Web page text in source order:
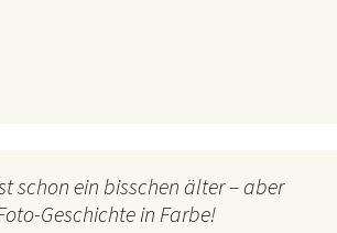
schon ein bisschen älter – aber
Geschichte in Farbe!